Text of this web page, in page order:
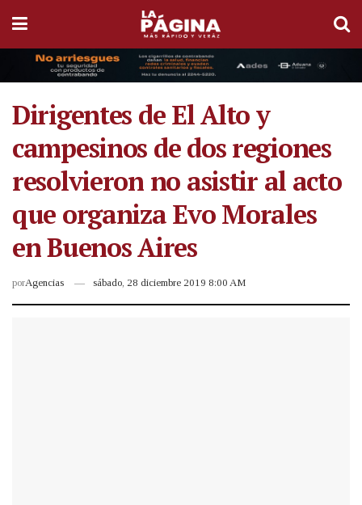
Dirigentes de El Alto y
campesinos de dos regiones
resolvieron no asistir al acto
que organiza Evo Morales
en Buenos Aires
porAgencias sábado, 28 diciembre 2019 8:00 AM